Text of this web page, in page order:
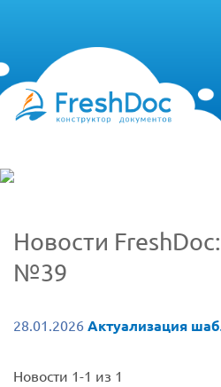
Новости
№39
28.01.2026 Актуализация
Новости 1-1 из 1